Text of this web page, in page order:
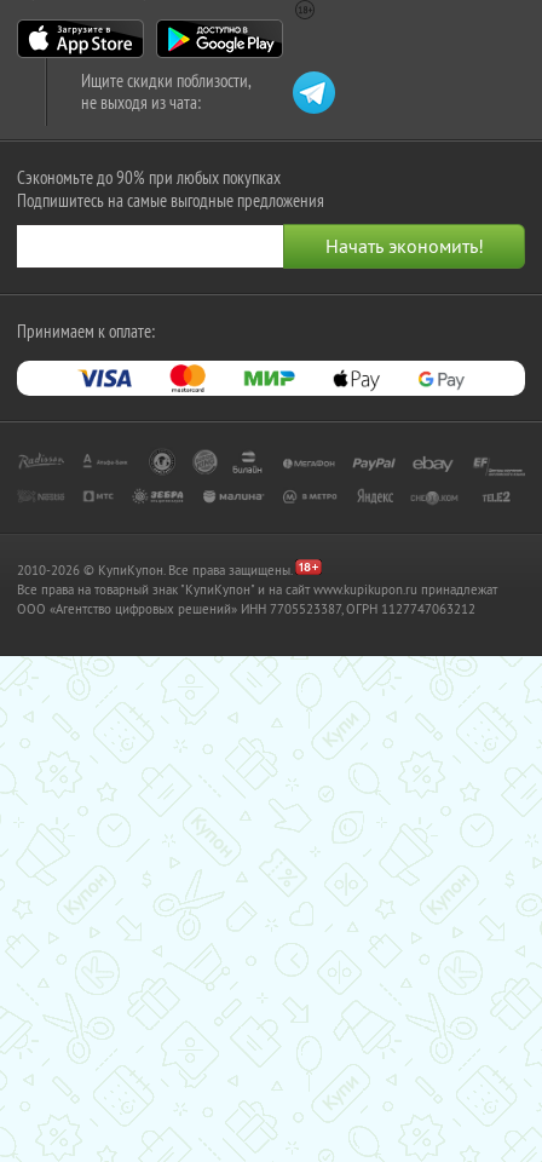
Ищите скидки поблизости,
не выходя из чата:
Сэкономьте до 90% при любых покупках
Подпишитесь на самые выгодные предложения
Принимаем к оплате:
2010-2026 © КупиКупон. Все права защищены.
Все права на товарный знак "КупиКупон" и на сайт www.kupikupon.ru принадлежат
OOO «Агентство цифровых решений» ИНН 7705523387, ОГРН 1127747063212